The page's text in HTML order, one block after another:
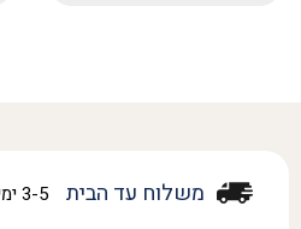
משלוח עד הבית 3-5 ימי עסקים - ₪39